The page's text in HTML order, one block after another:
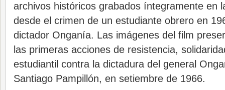
archivos históricos grabados íntegramente en
desde el crimen de un estudiante obrero en
dictador Onganía. Las imágenes del film
las primeras acciones de resistencia,
estudiantil contra la dictadura del general
Santiago Pampillón, en setiembre de 1966.